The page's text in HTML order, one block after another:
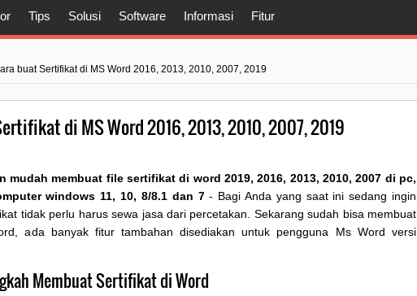
Tips Solusi Software Informasi Fitur
buat Sertifikat di MS Word 2016, 2013, 2010, 2007, 2019
di MS Word 2016, 2013, 2010, 2007, 2019
mudah membuat file sertifikat di word 2019, 2016, 2013, 2010, 2007 di pc,
windows 11, 10, 8/8.1 dan 7- Bagi Anda yang saat ini sedang ingin
tidak perlu harus sewa jasa dari percetakan. Sekarang sudah bisa membuat
ada banyak fitur tambahan disediakan untuk pengguna Ms Word versi
Membuat Sertifikat di Word